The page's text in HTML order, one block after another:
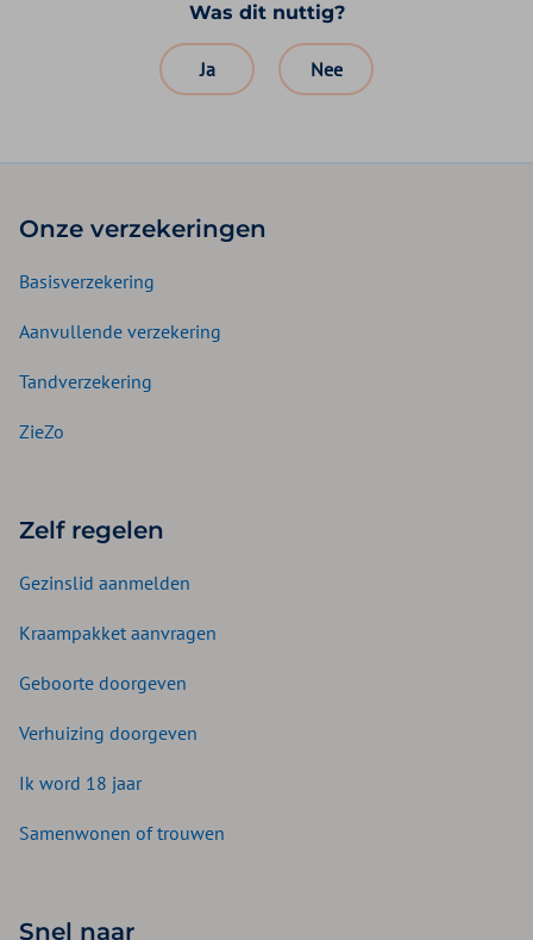
Was dit nuttig?
Ja Nee
Onze verzekeringen
Basisverzekering
Aanvullende verzekering
Tandverzekering
ZieZo
Zelf regelen
Gezinslid aanmelden
Kraampakket aanvragen
Geboorte doorgeven
Verhuizing doorgeven
Ik word 18 jaar
Samenwonen of trouwen
Snel naar